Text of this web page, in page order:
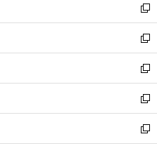
く
で
開
く
ド
ウ
で
開
く
ィ
ン
ド
ウ
で
開
く
い
ウ
ィ
ン
ド
ウ
で
開
く
新
し
い
ウ
ィ
ン
ド
ウ
で
開
新
し
い
ウ
ィ
ン
ド
ウ
新
し
い
ウ
ィ
ン
新
し
い
ウ
新
し